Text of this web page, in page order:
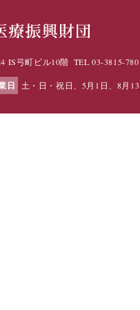
IS弓町ビル10階 TEL03-3815-
土・日・祝日、5月1日、8月